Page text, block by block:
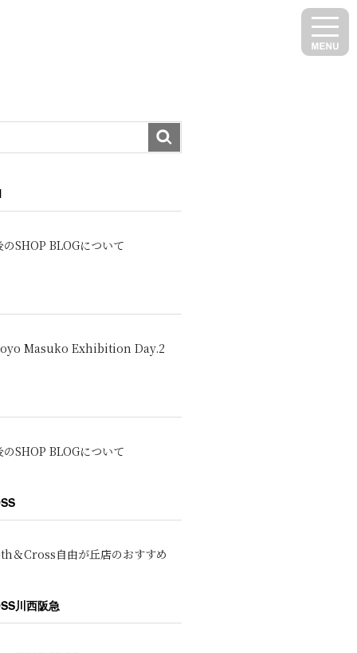
のSHOP BLOGについて
Masuko Exhibition Day.2
のSHOP BLOGについて
＆Cross自由が丘店のおすすめ
川西阪急